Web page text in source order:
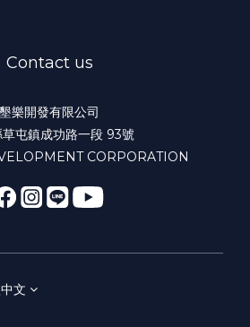
Contact us
墾樂開發有限公司
屯鎮成功路一段 93號
CORPORATION
文